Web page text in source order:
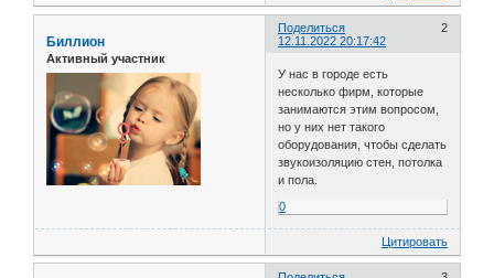
Поделиться
2
12.11.2022 20:17:42
Биллион
Активный участник
У нас в городе есть
несколько фирм, которые
занимаются этим вопросом,
но у них нет такого
оборудования, чтобы сделать
звукоизоляцию стен, потолка
и пола.
0
Цитировать